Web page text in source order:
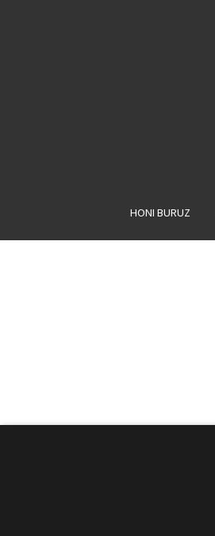
HONI BURUZ